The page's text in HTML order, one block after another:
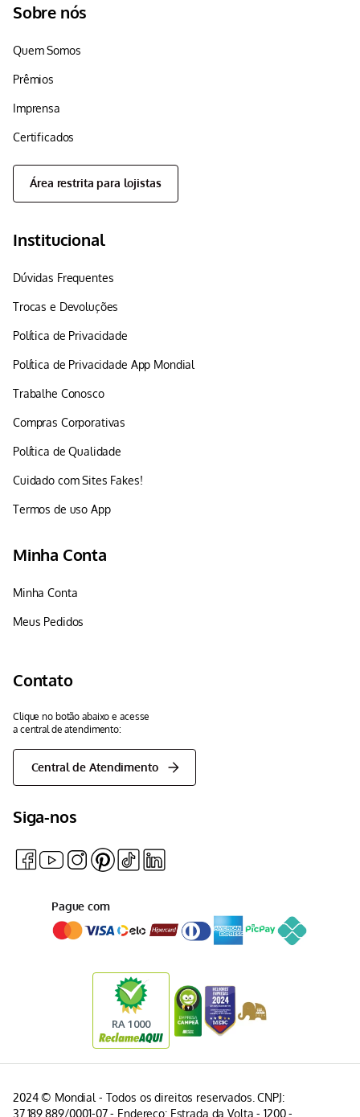
Sobre nós
Quem Somos
Prêmios
Imprensa
Certificados
Área restrita para lojistas
Institucional
Dúvidas Frequentes
Trocas e Devoluções
Política de Privacidade
Política de Privacidade App Mondial
Trabalhe Conosco
Compras Corporativas
Política de Qualidade
Cuidado com Sites Fakes!
Termos de uso App
Minha Conta
Minha Conta
Meus Pedidos
Contato
Clique no botão abaixo e acesse
a central de atendimento:
Central de Atendimento
Siga-nos
Pague com
2024 © Mondial - Todos os direitos reservados. CNPJ:
37.189.889/0001-07 - Endereço: Estrada da Volta - 1200 -